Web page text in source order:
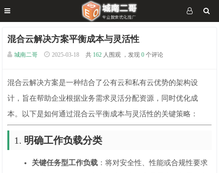
混合云解决方案平衡成本与灵活性
城南二哥 2025-03-18 共 162 人围观 ，发现 0 个评论
混合云解决方案是一种结合了公有云和私有云优势的架构设
计，旨在帮助企业根据业务需求灵活分配资源，同时优化成
本。以下是如何通过混合云平衡成本与灵活性的关键策略：
1. 明确工作负载分类
关键任务型工作负载 ：将对安全性、性能或合规性要求